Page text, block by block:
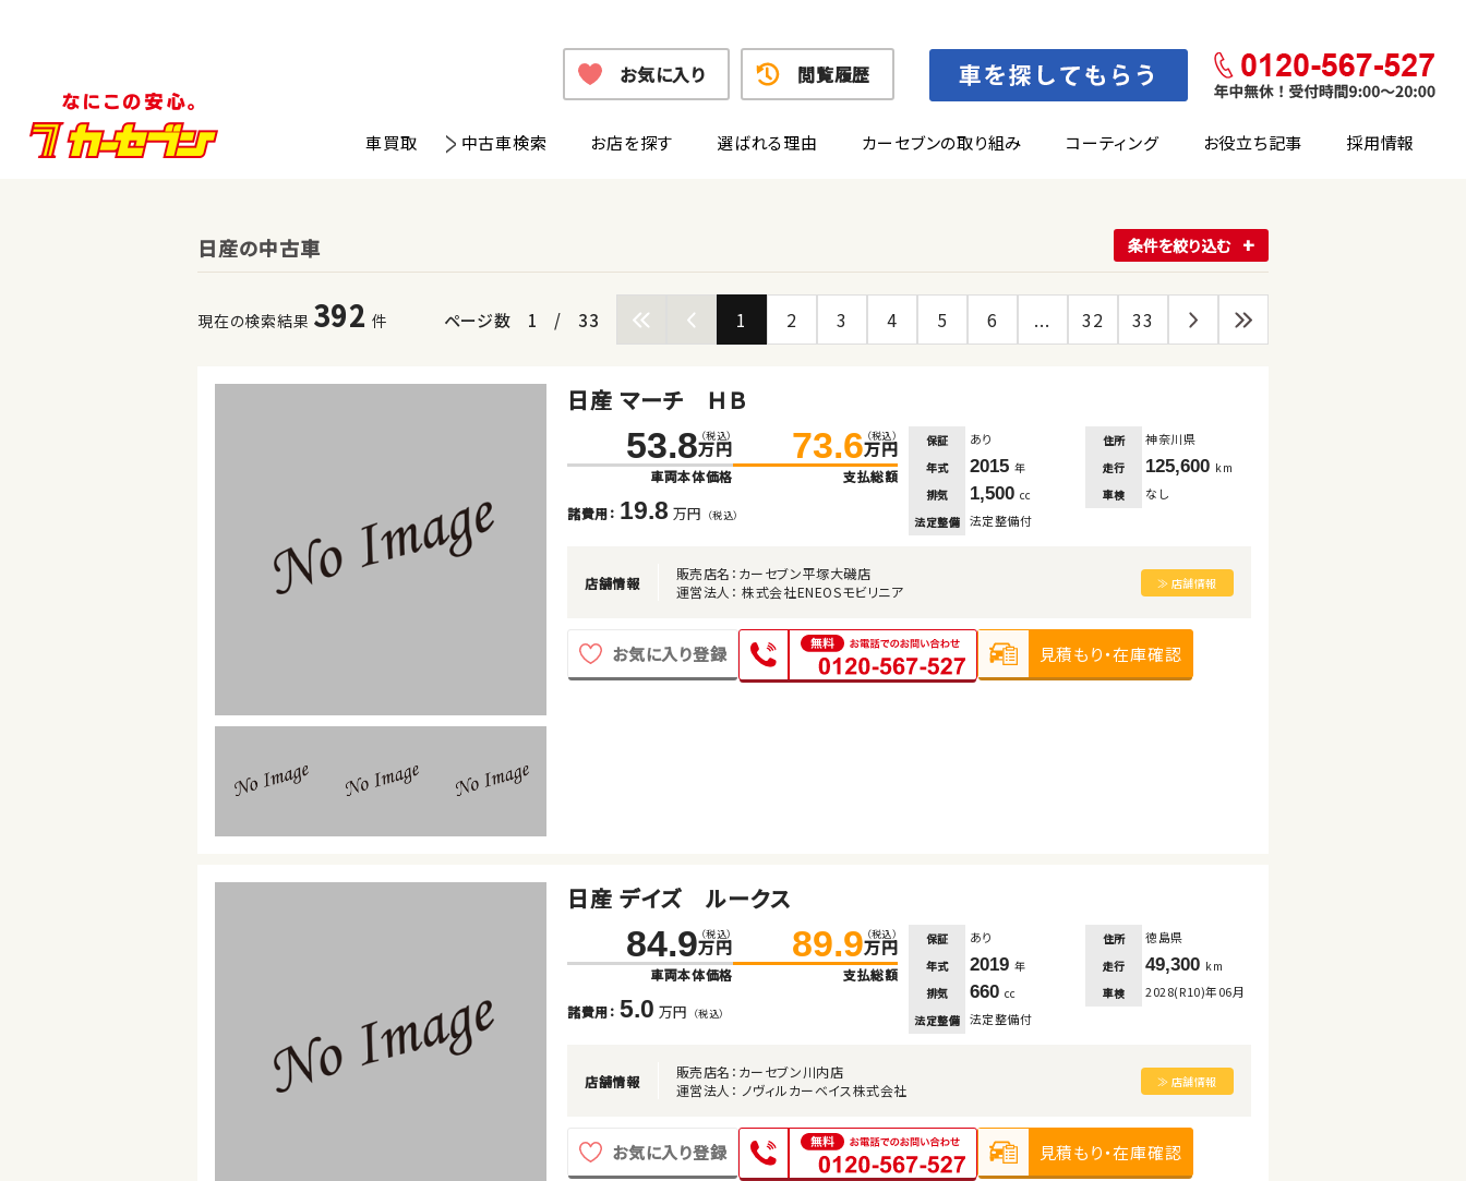
車買取 中古車検索 お店を探す 選ばれる理由 カーセブンの取り組み コーティング お役立ち記事 採用情報
お気に入り 閲覧履歴
日産の中古車 条件を絞り込む
現在の検索結果 392 件 ページ数 1 / 33 1 2 3 4 5 6 ... 32 33
日産 マーチ ＨＢ
53.8 （税込）
万円
車両本体価格
73.6 （税込）
万円
支払総額
諸費用： 19.8 万円 （税込）
保証 あり 住所 神奈川県
年式 2015 年 走行 125,600 km
排気
1,500 cc 車検 なし
法定整備 法定整備付
店舗情報
販売店名：カーセブン平塚大磯店
運営法人： 株式会社ENEOSモビリニア
≫ 店舗情報
お気に入り登録 見積もり・在庫確認
日産 デイズ ルークス
84.9 （税込）
万円
車両本体価格
89.9 （税込）
万円
支払総額
諸費用： 5.0 万円 （税込）
保証 あり 住所 徳島県
年式 2019 年 走行 49,300 km
排気
660 cc 車検 2028(R10)年06月
法定整備 法定整備付
店舗情報
販売店名：カーセブン川内店
運営法人： ノヴィルカーベイス株式会社
≫ 店舗情報
お気に入り登録 見積もり・在庫確認